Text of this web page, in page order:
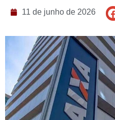
11 de junho de 2026